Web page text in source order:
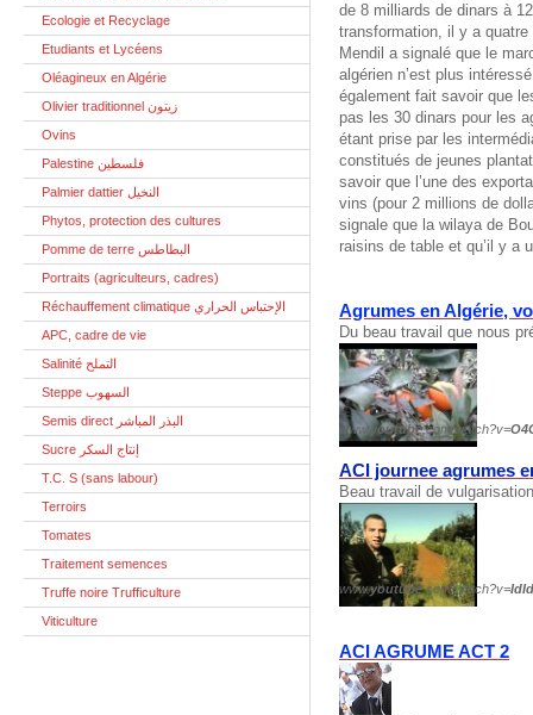
Ecologie et Recyclage
Etudiants et Lycéens
Oléagineux en Algérie
Olivier traditionnel زيتون
Ovins
Palestine فلسطين
Palmier dattier النخيل
Phytos, protection des cultures
Pomme de terre البطاطس
Portraits (agriculteurs, cadres)
Réchauffement climatique الإحتباس الحراري
APC, cadre de vie
Salinité التملح
Steppe السهوب
Semis direct البذر المباشر
Sucre إنتاج السكر
T.C. S (sans labour)
Terroirs
Tomates
Traitement semences
Truffe noire Trufficulture
Viticulture
de 8 milliards de dinars à
transformation, il y a quatre
Mendil a signalé que le
algérien n’est plus
également fait savoir que
pas les 30 dinars pour les
étant prise par les
constitués de jeunes
savoir que l’une des
vins (pour 2 millions de
signale que la wilaya de
raisins de table et qu’il y a
Agrumes en Algérie,
Du beau travail que nous
www.youtube.com/watch?v=
ACI journee agrumes
Beau travail de
www.youtube.com/watch?v=
ACI AGRUME ACT 2